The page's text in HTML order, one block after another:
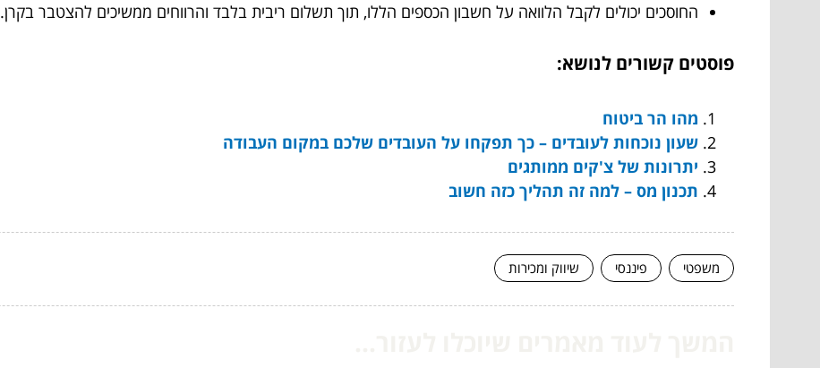
החוסכים יכולים לקבל הלוואה על חשבון הכספים הללו, תוך תשלום ריבית בלבד והרווחים ממשיכים להצטבר בקרן.
פוסטים קשורים לנושא:
מהו הר ביטוח
שעון נוכחות לעובדים – כך תפקחו על העובדים שלכם במקום העבודה
יתרונות של צ'קים ממותגים
תכנון מס – למה זה תהליך כזה חשוב
משפטי פיננסי שיווק ומכירות